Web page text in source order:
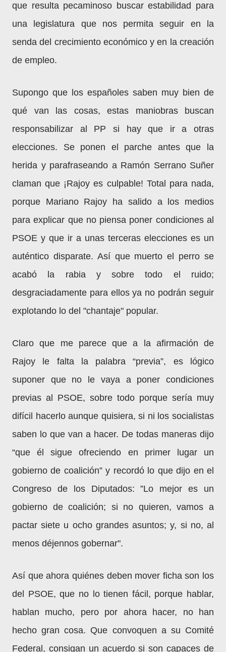
que resulta pecaminoso buscar estabilidad para
una legislatura que nos permita seguir en la
senda del crecimiento económico y en la creación
de empleo.
Supongo que los españoles saben muy bien de
qué van las cosas, estas maniobras buscan
responsabilizar al PP si hay que ir a otras
elecciones. Se ponen el parche antes que la
herida y parafraseando a Ramón Serrano Suñer
claman que ¡Rajoy es culpable! Total para nada,
porque Mariano Rajoy ha salido a los medios
para explicar que no piensa poner condiciones al
PSOE y que ir a unas terceras elecciones es un
auténtico disparate. Así que muerto el perro se
acabó la rabia y sobre todo el ruido;
desgraciadamente para ellos ya no podrán seguir
explotando lo del "chantaje" popular.
Claro que me parece que a la afirmación de
Rajoy le falta la palabra “previa”, es lógico
suponer que no le vaya a poner condiciones
previas al PSOE, sobre todo porque sería muy
difícil hacerlo aunque quisiera, si ni los socialistas
saben lo que van a hacer. De todas maneras dijo
“que él sigue ofreciendo en primer lugar un
gobierno de coalición” y recordó lo que dijo en el
Congreso de los Diputados: ”Lo mejor es un
gobierno de coalición; si no quieren, vamos a
pactar siete u ocho grandes asuntos; y, si no, al
menos déjennos gobernar".
Así que ahora quiénes deben mover ficha son los
del PSOE, que no lo tienen fácil, porque hablar,
hablan mucho, pero por ahora hacer, no han
hecho gran cosa. Que convoquen a su Comité
Federal, consigan un acuerdo si son capaces de